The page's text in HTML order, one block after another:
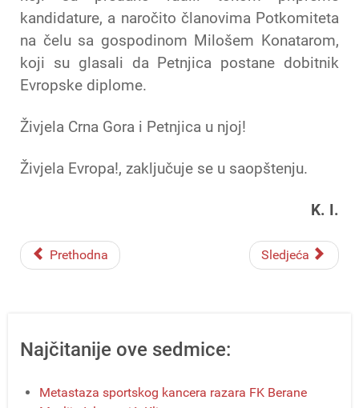
kandidature, a naročito članovima Potkomiteta
na čelu sa gospodinom Milošem Konatarom,
koji su glasali da Petnjica postane dobitnik
Evropske diplome.
Živjela Crna Gora i Petnjica u njoj!
Živjela Evropa!, zaključuje se u saopštenju.
K. I.
Prethodna Sledjeća
Najčitanije ove sedmice:
Metastaza sportskog kancera razara FK Berane